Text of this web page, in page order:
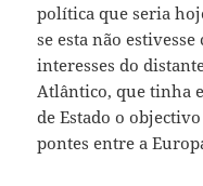
política que seria
se esta não
interesses do
Atlântico, que tinha
de Estado o
pontes entre a